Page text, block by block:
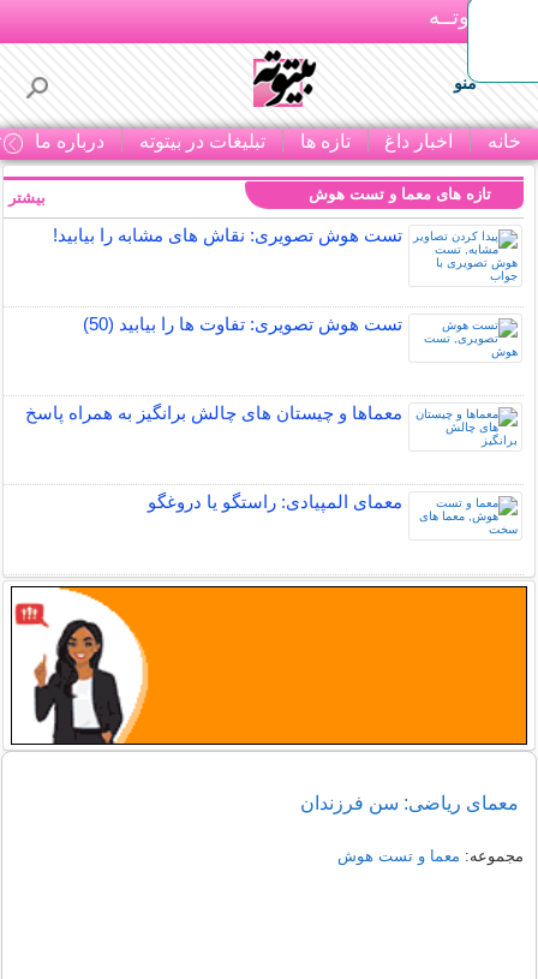
بـیتوتــه
منو
خانه اخبار داغ تازه ها تبلیغات در بیتوته درباره ما
تازه های معما و تست هوش
تست هوش تصویری: نقاش های مشابه را بیابید!
تست هوش تصویری: تفاوت ها را بیابید (50)
معماها و چیستان های چالش برانگیز به همراه پاسخ
معمای المپیادی: راستگو یا دروغگو
بیشتر
معمای ریاضی: سن فرزندان
مجموعه: معما و تست هوش